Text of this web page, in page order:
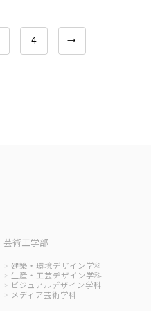
4 →
芸術工学部
建築・環境デザイン学科
生産・工芸デザイン学科
ビジュアルデザイン学科
メディア芸術学科